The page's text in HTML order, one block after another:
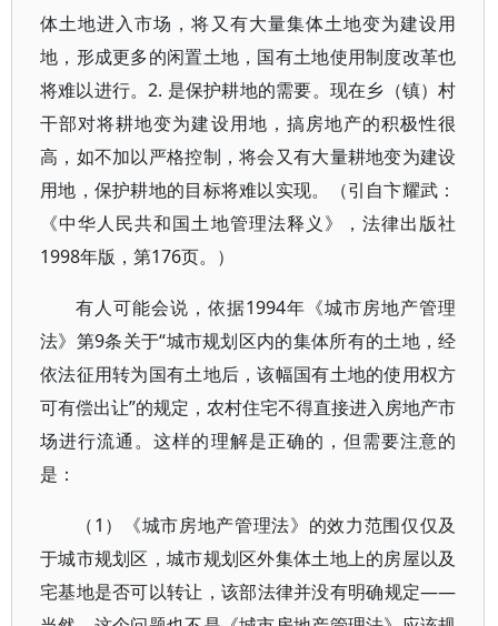
体土地进入市场，将又有大量集体土地变为建设用
地，形成更多的闲置土地，国有土地使用制度改革也
将难以进行。2. 是保护耕地的需要。现在乡（镇）村
干部对将耕地变为建设用地，搞房地产的积极性很
高，如不加以严格控制，将会又有大量耕地变为建设
用地，保护耕地的目标将难以实现。（引自卞耀武：
《中华人民共和国土地管理法释义》，法律出版社
1998年版，第176页。）
有人可能会说，依据1994年《城市房地产管理
法》第9条关于“城市规划区内的集体所有的土地，经
依法征用转为国有土地后，该幅国有土地的使用权方
可有偿出让”的规定，农村住宅不得直接进入房地产市
场进行流通。这样的理解是正确的，但需要注意的
是：
（1）《城市房地产管理法》的效力范围仅仅及
于城市规划区，城市规划区外集体土地上的房屋以及
宅基地是否可以转让，该部法律并没有明确规定——